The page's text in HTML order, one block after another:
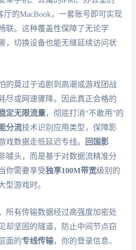
厅的MacBook，一套账号即可实现
联。这种覆盖性保障了无论学
，切换设备也能无缝延续访问状
的莫过于追剧到高潮或游戏团战
尽或网速骤降。因此真正合格的
定无限流量，彻底打消“不敢用”的
分流技术识别应用类型，保障影
戏数据走低延迟专线。
回国影
噱头，而是基于对数据流精准分
你需要享受独享100M带宽级别的
型游戏时。
所有传输数据经过高强度加密处
却坚固的隧道，防止中间节点窃
面的专线传输，你的登录信息、